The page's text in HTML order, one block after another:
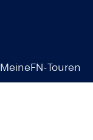
MeineFN-Touren